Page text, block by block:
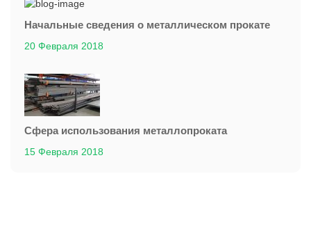
Начальные сведения о металлическом прокате
20 Февраля 2018
Сфера использования металлопроката
15 Февраля 2018